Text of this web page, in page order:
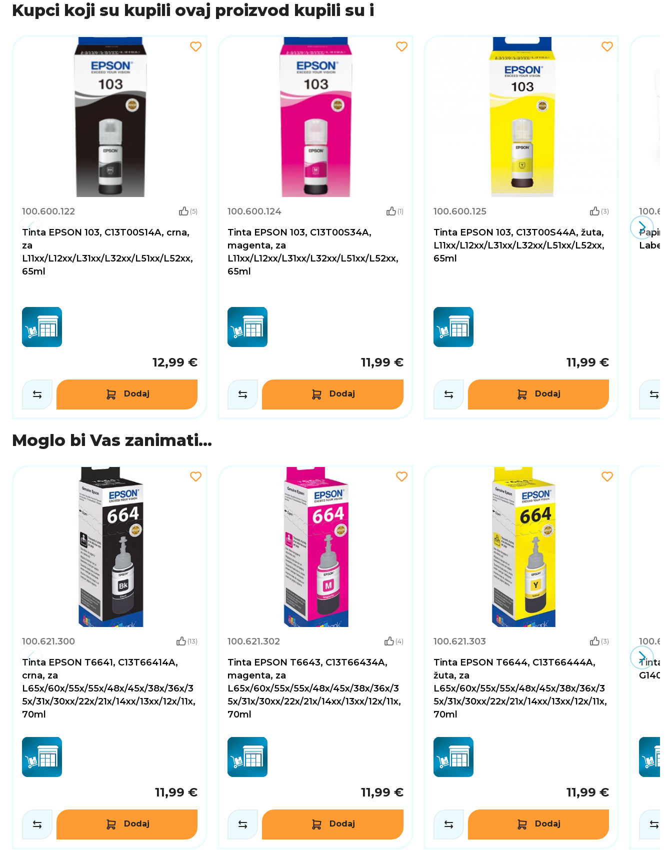
Kupci koji su kupili ovaj proizvod kupili su i
100.600.122 (5)
Tinta EPSON 103, C13T00S14A, crna,
za
L11xx/L12xx/L31xx/L32xx/L51xx/L52xx,
65ml
12,99 €
Dodaj
100.600.124 (1)
Tinta EPSON 103, C13T00S34A,
magenta, za
L11xx/L12xx/L31xx/L32xx/L51xx/L52xx,
65ml
11,99 €
Dodaj
100.600.125 (3)
Tinta EPSON 103, C13T00S44A, žuta,
L11xx/L12xx/L31xx/L32xx/L51xx/L52xx,
65ml
11,99 €
Dodaj
Papir
Label,
Moglo bi Vas zanimati...
100.621.300 (13)
Tinta EPSON T6641, C13T66414A,
crna, za
L65x/60x/55x/55x/48x/45x/38x/36x/3
5x/31x/30xx/22x/21x/14xx/13xx/12x/11x,
70ml
11,99 €
Dodaj
100.621.302 (4)
Tinta EPSON T6643, C13T66434A,
magenta, za
L65x/60x/55x/55x/48x/45x/38x/36x/3
5x/31x/30xx/22x/21x/14xx/13xx/12x/11x,
70ml
11,99 €
Dodaj
100.621.303 (3)
Tinta EPSON T6644, C13T66444A,
žuta, za
L65x/60x/55x/55x/48x/45x/38x/36x/3
5x/31x/30xx/22x/21x/14xx/13xx/12x/11x,
70ml
11,99 €
Dodaj
Tinta